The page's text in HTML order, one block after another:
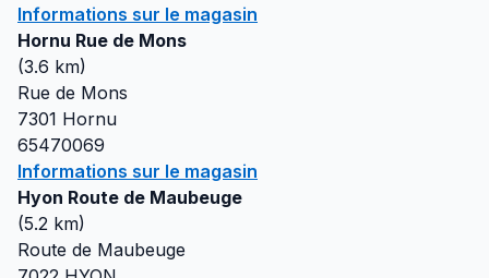
Informations sur le magasin
Hornu Rue de Mons
(3.6 km)
Rue de Mons
7301 Hornu
65470069
Informations sur le magasin
Hyon Route de Maubeuge
(5.2 km)
Route de Maubeuge